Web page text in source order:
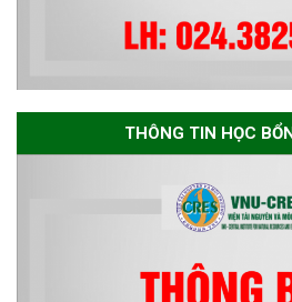
THÔNG TIN HỌC